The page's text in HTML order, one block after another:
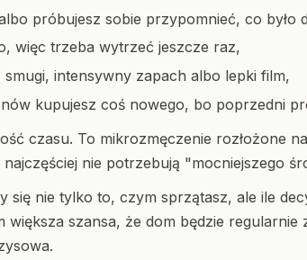
próbujesz sobie przypomnieć, co było
więc trzeba wytrzeć jeszcze raz,
smugi, intensywny zapach albo lepki film,
kupujesz coś nowego, bo poprzedni
czasu. To mikrozmęczenie rozłożone
nie potrzebują "mocniejszego
się nie tylko to, czym sprzątasz, ale ile
większa szansa, że dom będzie